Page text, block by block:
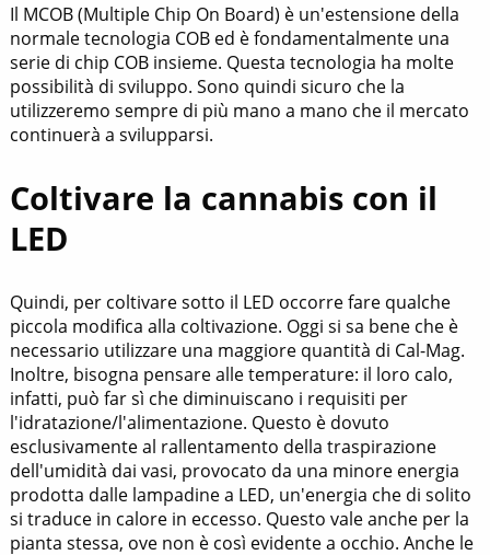
Il MCOB (Multiple Chip On Board) è un'estensione della
normale tecnologia COB ed è fondamentalmente una
serie di chip COB insieme. Questa tecnologia ha molte
possibilità di sviluppo. Sono quindi sicuro che la
utilizzeremo sempre di più mano a mano che il mercato
continuerà a svilupparsi.
Coltivare la cannabis con il
LED
Quindi, per coltivare sotto il LED occorre fare qualche
piccola modifica alla coltivazione. Oggi si sa bene che è
necessario utilizzare una maggiore quantità di Cal-Mag.
Inoltre, bisogna pensare alle temperature: il loro calo,
infatti, può far sì che diminuiscano i requisiti per
l'idratazione/l'alimentazione. Questo è dovuto
esclusivamente al rallentamento della traspirazione
dell'umidità dai vasi, provocato da una minore energia
prodotta dalle lampadine a LED, un'energia che di solito
si traduce in calore in eccesso. Questo vale anche per la
pianta stessa, ove non è così evidente a occhio. Anche le